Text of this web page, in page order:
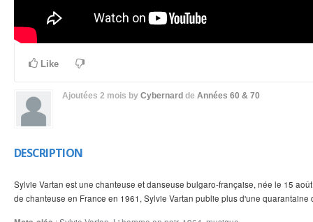
Like
Ajoutées 2 mois by Cybernard de Années 60 & 70
DESCRIPTION
Sylvie Vartan est une chanteuse et danseuse bulgaro-française, née le 15
de chanteuse en France en 1961, Sylvie Vartan publie plus d'une quarantaine